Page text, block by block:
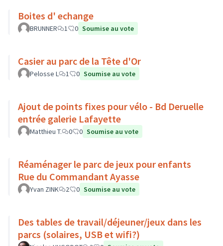
Boites d' echange
BRUNNER 1 0 Soumise au vote
Casier au parc de la Tête d'Or
Pelosse L 1 0 Soumise au vote
Ajout de points fixes pour vélo - Bd Deruelle
entrée galerie Lafayette
Matthieu T. 0 0 Soumise au vote
Réaménager le parc de jeux pour enfants
Rue du Commandant Ayasse
Yvan ZINK 2 0 Soumise au vote
Des tables de travail/déjeuner/jeux dans les
parcs (solaires, USB et wifi?)